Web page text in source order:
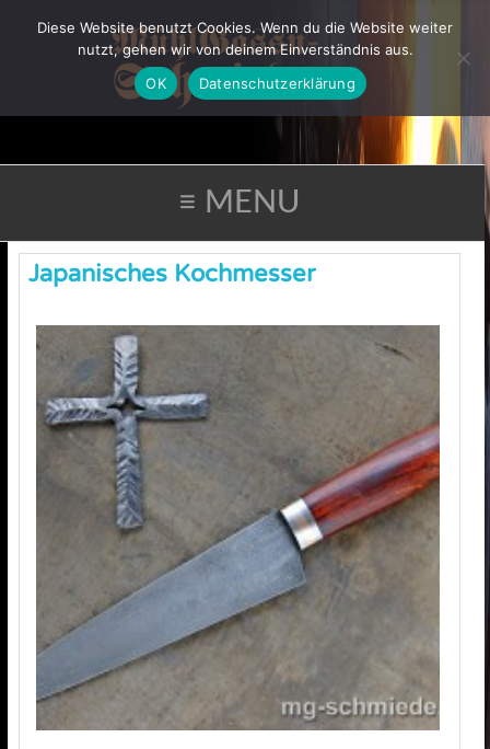
≡ MENU
Japanisches Kochmesser
Diese Website benutzt Cookies. Wenn du die Website weiter
nutzt, gehen wir von deinem Einverständnis aus.
OK
Datenschutzerklärung